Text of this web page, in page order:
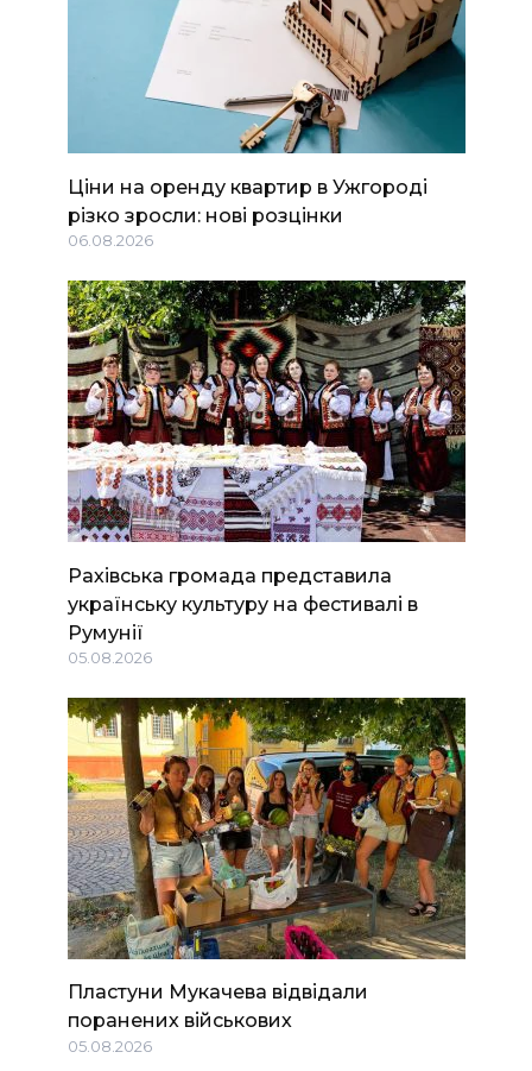
Ціни на оренду квартир в Ужгороді
різко зросли: нові розцінки
06.08.2026
Рахівська громада представила
українську культуру на фестивалі в
Румунії
05.08.2026
Пластуни Мукачева відвідали
поранених військових
05.08.2026